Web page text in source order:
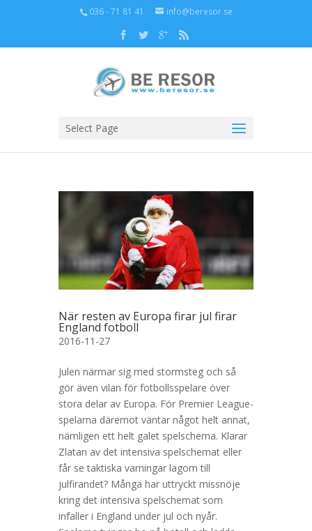
036 - 71 81 41 info@beresor.se
Select Page
När resten av Europa firar jul firar
England fotboll
2016-11-27
Julen närmar sig med stormsteg och så
gör även vilan för fotbollsspelare över
stora delar av Europa. För Premier League-
spelarna däremot väntar något helt annat,
nämligen ett helt galet spelschema. Klarar
Zlatan av det intensiva spelschemat eller
får se taktiska varningar lagom till
julfirandet? Många har uttryckt missnöje
kring det intensiva spelschemat som
infaller i England under jul och nyår.